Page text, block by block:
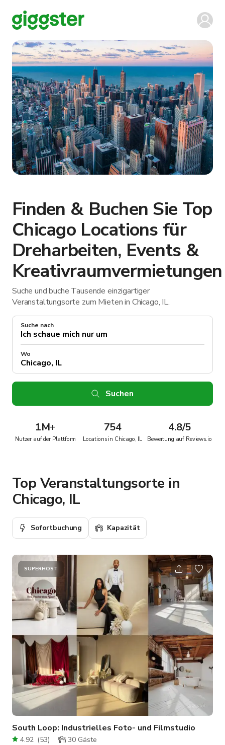
Finden & Buchen Sie Top
Chicago Locations für
Dreharbeiten, Events &
Kreativraumvermietungen
Suche und buche Tausende einzigartiger
Veranstaltungsorte zum Mieten in Chicago, IL.
Suche nach
Wo
Suchen
1M+
Nutzer auf der Plattform
754
Locations in Chicago, IL
4.8/5
Bewertung auf Reviews.io
Top Veranstaltungsorte in
Chicago, IL
Sofortbuchung Kapazität
SUPERHOST
South Loop: Industrielles Foto- und Filmstudio
4.92 (53) 30 Gäste